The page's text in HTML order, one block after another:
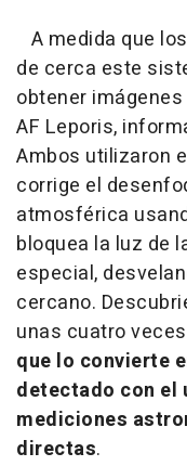
A medida que
de cerca este
obtener
AF Leporis,
Ambos utilizaron
corrige el
atmosférica
bloquea la luz de
especial,
cercano.
unas cuatro
que lo convierte
detectado con el
mediciones
directas.